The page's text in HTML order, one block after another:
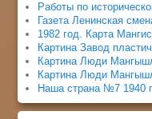
Работы по
Газета Ленинская
1982 год. Карта
Картина Завод
Картина Люди
Картина Люди
Наша страна №7 1940